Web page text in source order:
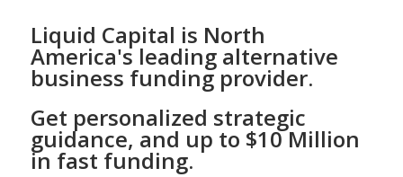
Liquid Capital is North
America's leading alternative
business funding provider.
Get personalized strategic
guidance, and up to $10 Million
in fast funding.